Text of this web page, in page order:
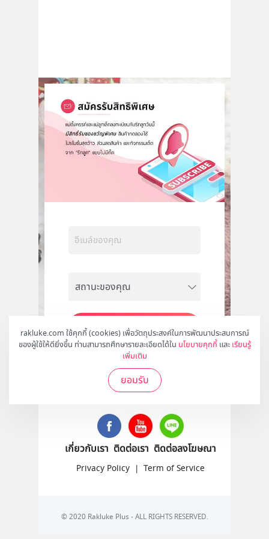
rakluke.com ใช้คุกกี้ (cookies) เพื่อวัตถุประสงค์ในการพัฒนาประสบการณ์
ของผู้ใช้ให้ดียิ่งขึ้น ท่านสามารถศึกษารายละเอียดได้ใน นโยบายคุกกี้ และ เรียนรู้
เพิ่มเติม
ยอมรับ
สมัคร
ติดตามเราได้ที่
เกี่ยวกับเรา ติดต่อเรา ติดต่อลงโฆษณา
Privacy Policy | Term of Service
© 2020 Rakluke Plus - ALL RIGHTS RESERVED.